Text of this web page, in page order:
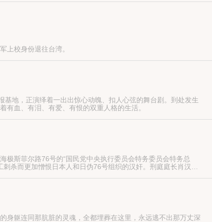
上校身份退往台湾。
地，正演绎着一出出惊心动魄、扣人心弦的舞台剧。到处发生
血、有泪、有爱、有恨的双重人格的生活。
斯菲尔路76号的“国民党中央执行委员会特务委员会特务总
杀而更加憎恨日本人和日伪76号组织的汉奸。刑庭庭长肖汉生
身躯连同那肮脏的灵魂，全都埋葬在这里，永远逃不出那万丈深